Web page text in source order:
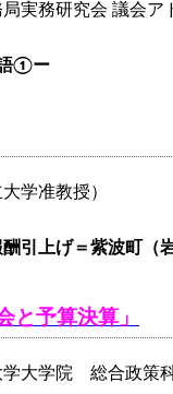
局実務研究会 議会ア
①ー
学准教授）
引上げ＝紫波町（
と予算決算」
学大学院 総合政